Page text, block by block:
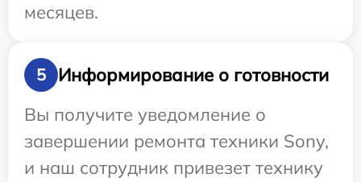
месяцев.
5
Информирование о готовности
Вы получите уведомление о
завершении ремонта техники Sony,
и наш сотрудник привезет технику